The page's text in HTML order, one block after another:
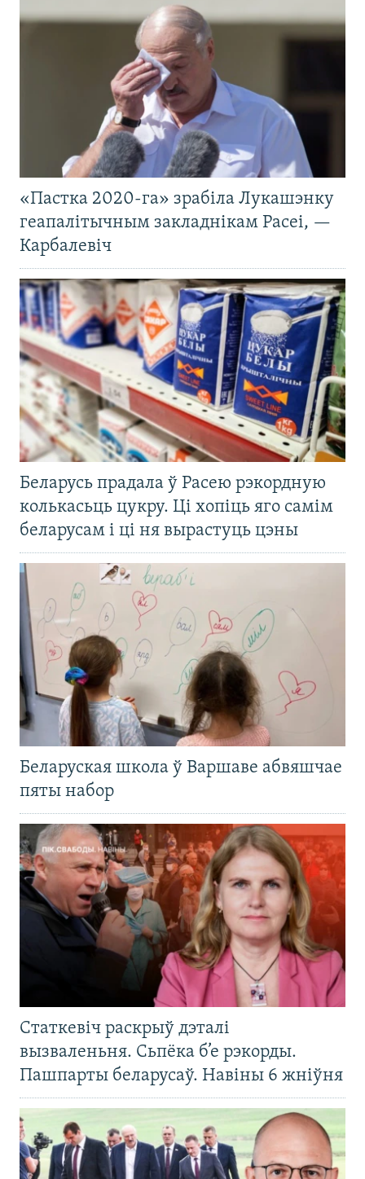
«Пастка 2020-га» зрабіла Лукашэнку
геапалітычным закладнікам Расеі, —
Карбалевіч
Беларусь прадала ў Расею рэкордную
колькасьць цукру. Ці хопіць яго самім
беларусам і ці ня вырастуць цэны
Беларуская школа ў Варшаве абвяшчае
пяты набор
Статкевіч раскрыў дэталі
вызваленьня. Сьпёка б’е рэкорды.
Пашпарты беларусаў. Навіны 6 жніўня